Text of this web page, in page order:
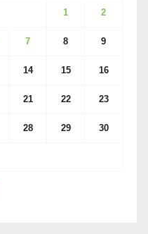
1 2
7 8 9
14 15 16
21 22 23
28 29 30